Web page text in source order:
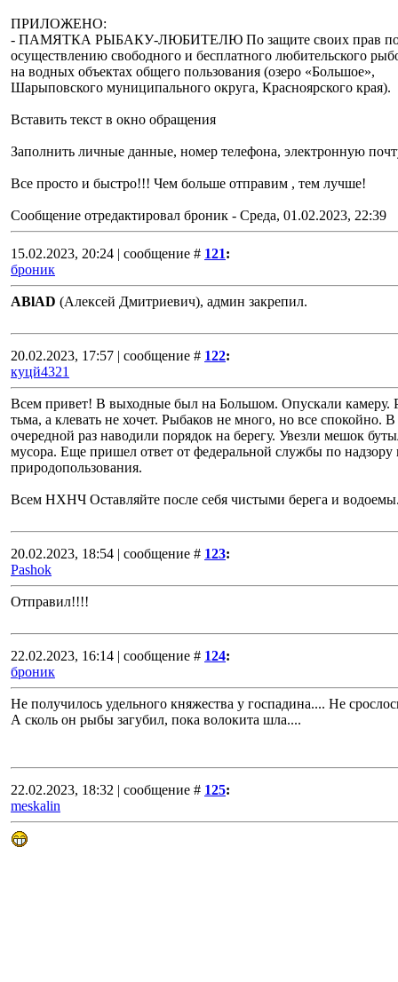
ПРИЛОЖЕНО:
- ПАМЯТКА РЫБАКУ-ЛЮБИТЕЛЮ По защите своих прав
осуществлению свободного и бесплатного любительского
на водных объектах общего пользования (озеро «Большое»,
Шарыповского муниципального округа, Красноярского края).
Вставить текст в окно обращения
Заполнить личные данные, номер телефона, электронную
Все просто и быстро!!! Чем больше отправим , тем лучше!
Сообщение отредактировал броник - Среда, 01.02.2023, 22:39
15.02.2023, 20:24 | сообщение # 121:
броник
ABlAD (Алексей Дмитриевич), админ закрепил.
20.02.2023, 17:57 | сообщение # 122:
куцй4321
Всем привет! В выходные был на Большом. Опускали камеру.
тьма, а клевать не хочет. Рыбаков не много, но все спокойно. В
очередной раз наводили порядок на берегу. Увезли мешок
мусора. Еще пришел ответ от федеральной службы по надзору
природопользования.
Всем НХНЧ Оставляйте после себя чистыми берега и
20.02.2023, 18:54 | сообщение # 123:
Pashok
Отправил!!!!
22.02.2023, 16:14 | сообщение # 124:
броник
Не получилось удельного княжества у госпадина.... Не
А сколь он рыбы загубил, пока волокита шла....
22.02.2023, 18:32 | сообщение # 125:
meskalin